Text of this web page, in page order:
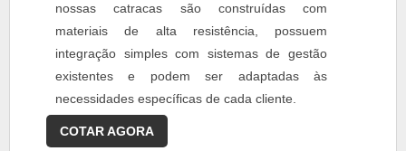
nossas catracas são construídas com
materiais de alta resistência, possuem
integração simples com sistemas de gestão
existentes e podem ser adaptadas às
necessidades específicas de cada cliente.
COTAR AGORA